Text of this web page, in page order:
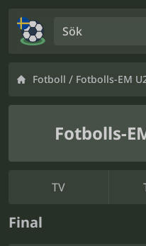
Fotboll / Fotbolls-EM
Fotbolls-
TV
Final